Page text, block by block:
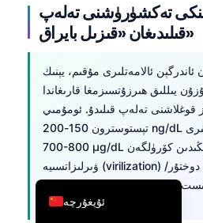
تەكشۈرۈشنى تەلەپ
قىلىدىغان «قىزىل بايراق»
ئاندرگېن ئالامەتلىرى مۇقىم، يېنىك
يىللىق ھىرزۇتسىزمغا قارىغاندا
قوغلاشنى تەلەپ قىلىدۇ. ئومۇمىي
تېستوسترون 150-200 ng/dL دىن يۇقىرى، DHEA-S
700-800 µg/dL دىن يۇقىرى ياكى يېڭىدىن كۆرۈلگەن
ۋىرلىزاتسىيە (virilization) بولسا، دەرھال دوختۇر/
ئۇيغۇرچە
English
Deutsch
العربية
Français
עִבְרִית
Italiano
Español